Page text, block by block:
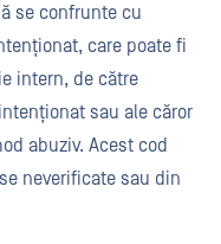
se confrunte cu
care poate fi
intern, de către
sau ale căror
abuziv. Acest cod
neverificate sau din